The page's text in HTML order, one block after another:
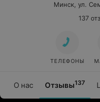
О нас Отзывы137
Минск, ул.
137
ТЕЛЕФОНЫ